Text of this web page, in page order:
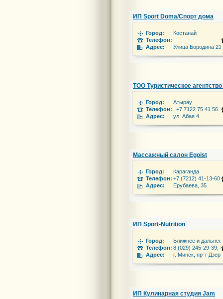
ИП Sport Doma/Спорт дома
Город:
Костанай
Телефон:
Адрес:
Улица Бородина
ТОО Туристическое
Город:
Атырау
Телефон:
, +7 7122 75 41 56
Адрес:
ул. Абая 4
Массажный салон Egoist
Город:
Караганда
Телефон: +7 (7212) 41-13-60
Адрес:
Ерубаева, 35
ИП Sport-Nutrition
Город:
Ближнее и
Телефон: 8 (029) 245-29-39;
Адрес:
г. Минск, пр-т
ИП Кулинарная студия Jam